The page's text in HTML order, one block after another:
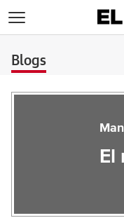
Blogs
El